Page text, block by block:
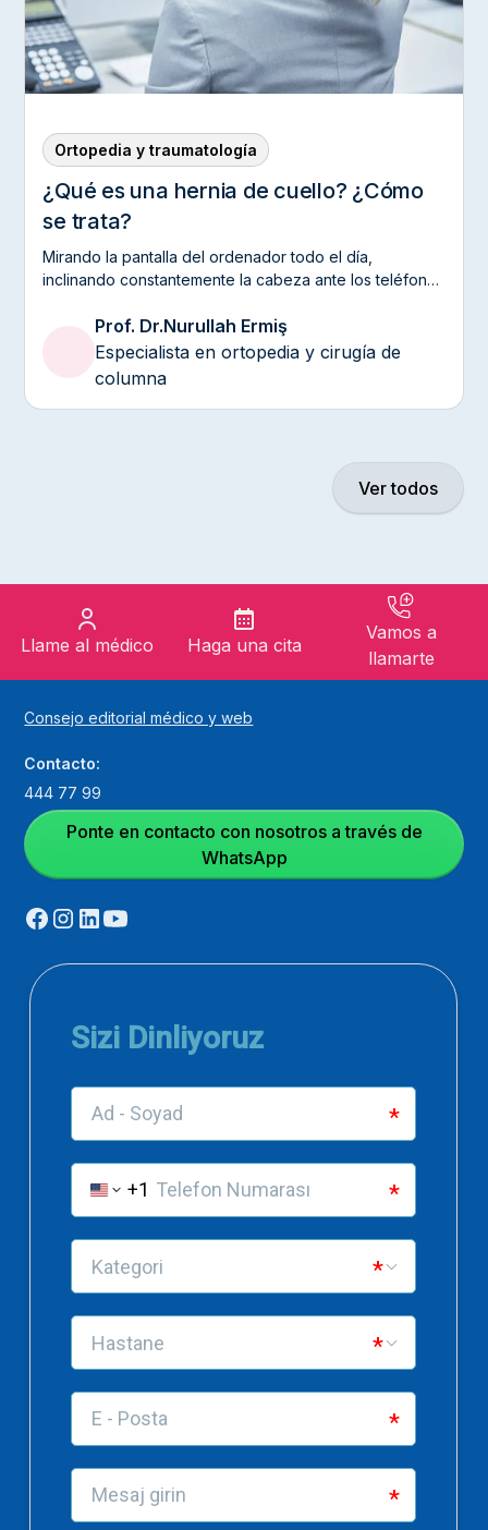
Ortopedia y traumatología
¿Qué es una hernia de cuello? ¿Cómo
se trata?
Mirando la pantalla del ordenador todo el día,
inclinando constantemente la cabeza ante los teléfonos
moderna ejercen una gran presión sobre nuestro
cuello, la zona más móvil y delicada de nuestra
columna vertebral. Con frecuencia, los dolores
nervioso que se extiende hasta los brazos y las yemas
de los dedos, es decir, una hernia cervical.
Prof. Dr.Nurullah Ermiş
Especialista en ortopedia y cirugía de
columna
Ver todos
Llame al médico Haga una cita
Vamos a
llamarte
Consejo editorial médico y web
Contacto:
444 77 99
Ponte en contacto con nosotros a través de
WhatsApp